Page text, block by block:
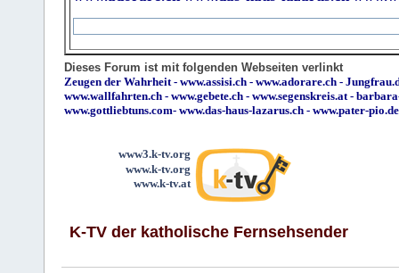
Dieses Forum ist mit folgenden Webseiten verlinkt
Zeugen der Wahrheit - www.assisi.ch - www.adorare.ch -
www.wallfahrten.ch - www.gebete.ch - www.segenskreis.at -
www.gottliebtuns.com- www.das-haus-lazarus.ch - www.pater-pio.de
www3.k-tv.org
www.k-tv.org
www.k-tv.at
K-TV der katholische Fernsehsender